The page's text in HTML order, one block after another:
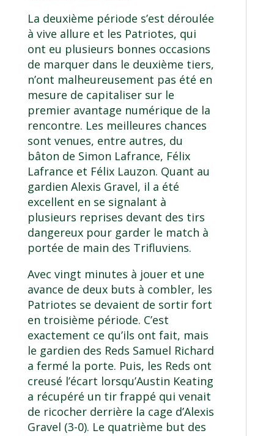
La deuxième période s’est déroulée
à vive allure et les Patriotes, qui
ont eu plusieurs bonnes occasions
de marquer dans le deuxième tiers,
n’ont malheureusement pas été en
mesure de capitaliser sur le
premier avantage numérique de la
rencontre. Les meilleures chances
sont venues, entre autres, du
bâton de Simon Lafrance, Félix
Lafrance et Félix Lauzon. Quant au
gardien Alexis Gravel, il a été
excellent en se signalant à
plusieurs reprises devant des tirs
dangereux pour garder le match à
portée de main des Trifluviens.
Avec vingt minutes à jouer et une
avance de deux buts à combler, les
Patriotes se devaient de sortir fort
en troisième période. C’est
exactement ce qu’ils ont fait, mais
le gardien des Reds Samuel Richard
a fermé la porte. Puis, les Reds ont
creusé l’écart lorsqu’Austin Keating
a récupéré un tir frappé qui venait
de ricocher derrière la cage d’Alexis
Gravel (3-0). Le quatrième but des